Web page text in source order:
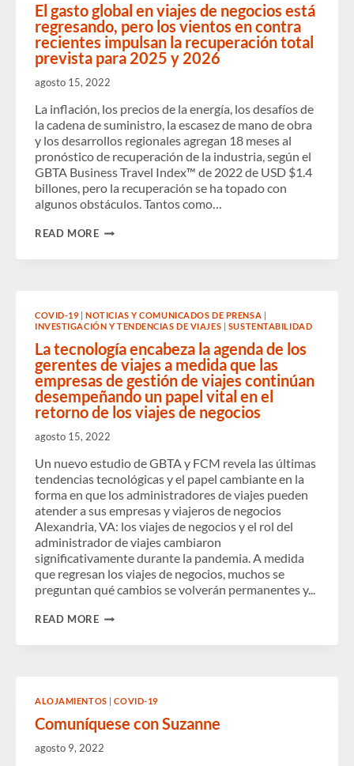
EN
LA
CONFERENCIA
GBTA
–
TORONTO
El gasto global en viajes de negocios está
regresando, pero los vientos en contra
recientes impulsan la recuperación total
prevista para 2025 y 2026
agosto 15, 2022
La inflación, los precios de la energía, los desafíos de
la cadena de suministro, la escasez de mano de obra
y los desarrollos regionales agregan 18 meses al
pronóstico de recuperación de la industria, según el
GBTA Business Travel Index™ de 2022 de USD $1.4
billones, pero la recuperación se ha topado con
algunos obstáculos. Tantos como…
READ MOREEL
ESTÁ
REGRESANDO,
PERO
LOS
VIENTOS
EN
CONTRA
RECIENTES
IMPULSAN
LA
TOTAL
PREVISTA
PARA
2025
Y
2026
COVID-19 |NOTICIAS Y COMUNICADOS DE PRENSA |
INVESTIGACIÓN Y TENDENCIAS DE VIAJES | SUSTENTABILIDAD
La tecnología encabeza la agenda de los
gerentes de viajes a medida que las
empresas de gestión de viajes continúan
desempeñando un papel vital en el
retorno de los viajes de negocios
agosto 15, 2022
Un nuevo estudio de GBTA y FCM revela las últimas
tendencias tecnológicas y el papel cambiante en la
forma en que los administradores de viajes pueden
atender a sus empresas y viajeros de negocios
Alexandria, VA: los viajes de negocios y el rol del
administrador de viajes cambiaron
significativamente durante la pandemia. A medida
que regresan los viajes de negocios, muchos se
preguntan qué cambios se volverán permanentes y...
READ MORELA
GERENTES
VIAJES
A
MEDIDA
ALOJAMIENTOS |COVID-19
Comuníquese con Suzanne
agosto 9, 2022